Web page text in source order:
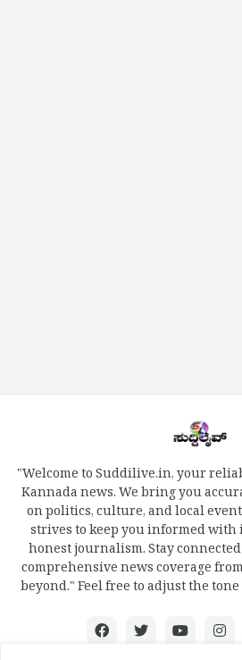
"Welcome to Suddilive.in, your
Kannada news. We bring you
on politics, culture, and local
strives to keep you informed
honest journalism. Stay
comprehensive news coverage
beyond." Feel free to adjust the